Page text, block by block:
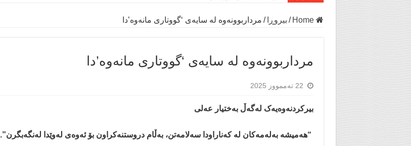
Home
/ بیروڕا / مرداربوونەوە لە سایەی ‘گووتاری مانەوە’دا
مرداربوونەوە لە سایەی ‘گووتاری مانەوە’دا
22 تەممووز 2025
بیرکردنەوەیەک لەگەڵ بەختیار عەلی
“هەمیشە بەلەمەکان لە کەناراودا سەلامەتن، بەڵام دروستنەکراون بۆ ئەوەی لەوێدا لەنگەبگرن”.